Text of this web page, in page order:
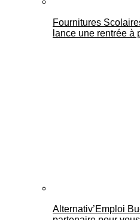
Fournitures
lance une rentrée à
Alternativ’Emploi